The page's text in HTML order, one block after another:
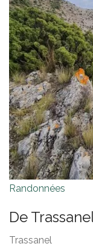
Randonnées
De
Trassanel